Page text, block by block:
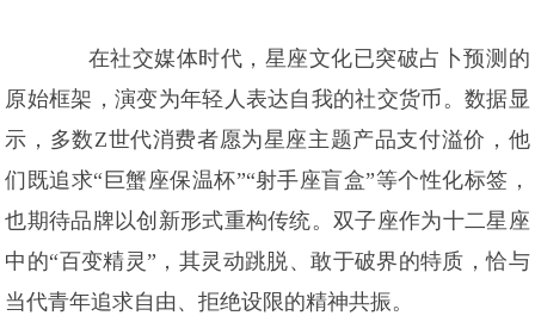
在社交媒体时代，星座文化已突破占卜预测的
原始框架，演变为年轻人表达自我的社交货币。数据显
示，多数Z世代消费者愿为星座主题产品支付溢价，他
们既追求“巨蟹座保温杯”“射手座盲盒”等个性化标签，
也期待品牌以创新形式重构传统。双子座作为十二星座
中的“百变精灵”，其灵动跳脱、敢于破界的特质，恰与
当代青年追求自由、拒绝设限的精神共振。